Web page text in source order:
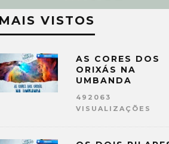
MAIS VISTOS
AS CORES DOS
ORIXÁS NA
UMBANDA
492063
VISUALIZAÇÕES